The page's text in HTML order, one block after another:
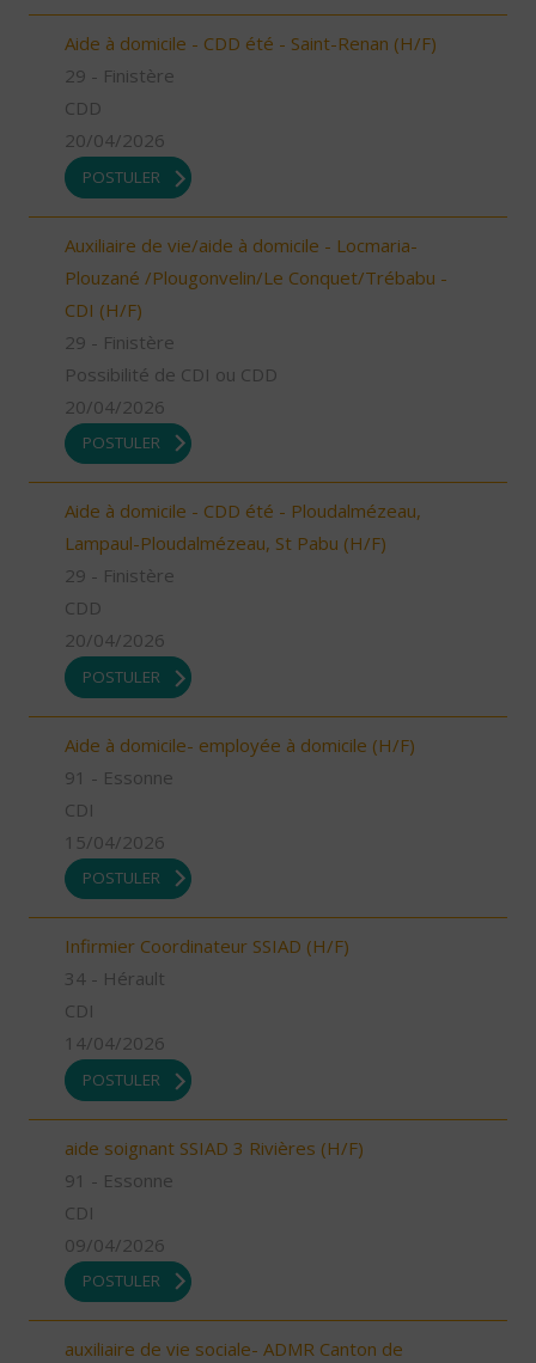
Aide à domicile - CDD été - Saint-Renan (H/F)
29 - Finistère
CDD
20/04/2026
POSTULER
Auxiliaire de vie/aide à domicile - Locmaria-
Plouzané /Plougonvelin/Le Conquet/Trébabu -
CDI (H/F)
29 - Finistère
Possibilité de CDI ou CDD
20/04/2026
POSTULER
Aide à domicile - CDD été - Ploudalmézeau,
Lampaul-Ploudalmézeau, St Pabu (H/F)
29 - Finistère
CDD
20/04/2026
POSTULER
Aide à domicile- employée à domicile (H/F)
91 - Essonne
CDI
15/04/2026
POSTULER
Infirmier Coordinateur SSIAD (H/F)
34 - Hérault
CDI
14/04/2026
POSTULER
aide soignant SSIAD 3 Rivières (H/F)
91 - Essonne
CDI
09/04/2026
POSTULER
auxiliaire de vie sociale- ADMR Canton de